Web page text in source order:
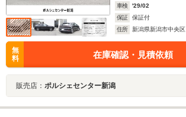
車検
'29/02
保証
保証付
住所
新潟県新潟市中央区
無
料
在庫確認・見積依頼
販売店： ポルシェセンター新潟